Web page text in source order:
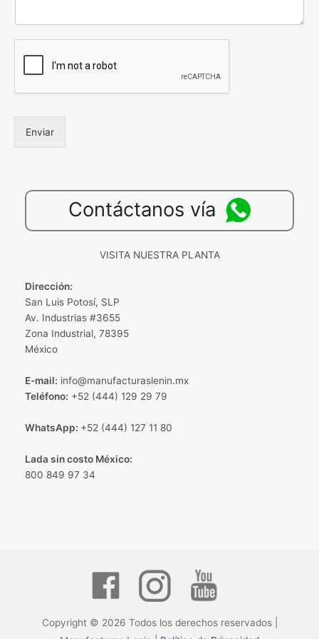
Enviar
Contáctanos vía
VISITA NUESTRA PLANTA
Dirección:
San Luis Potosí, SLP
Av. Industrias #3655
Zona Industrial, 78395
México
E-mail: info@manufacturaslenin.mx
Teléfono: +52 (444) 129 29 79
WhatsApp: +52 (444) 127 11 80
Lada sin costo México:
800 849 97 34
Copyright © 2026 Todos los derechos reservados |